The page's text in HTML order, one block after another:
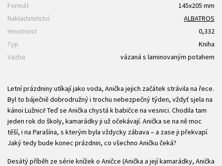
Formát
145x205 mm
Nakladatelství
ALBATROS
Hmotnost
0,332
Typ
Kniha
Vazba
vázaná s laminovaným potahem
Letní prázdniny utíkají jako voda, Anička jejich začátek strávila na řece.
Byl to báječně dobrodružný i trochu nebezpečný týden, vždyť sjela na
kánoi Lužnici! Teď se Anička chystá k babičce na vesnici. Chodila tam
jeden rok do školy, kamarádky ji už očekávají. Anička se na ně moc
těší, i na Parašína, s kterým byla vždycky zábava – a zase ji překvapí.
Jaký tedy bude konec prázdnin, co všechno Aničku čeká?
Desátý příběh ze série knížek o Aničce (Anička a její kamarádky, Anička